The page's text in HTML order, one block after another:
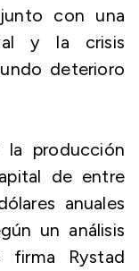
con una
y la crisis
deterioro
producción
de entre
anuales
un análisis
firma Rystad